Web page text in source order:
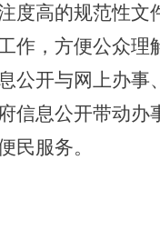
度高的规范性文
作，方便公众理
公开与网上办事
信息公开带动办
民服务。